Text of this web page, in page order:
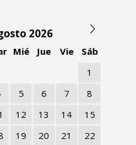
2026
Mié Jue Vie
Sáb
1
5 6 7
8
12 13 14
15
19 20 21
22